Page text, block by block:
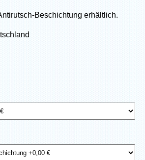
Beschichtung erhältlich.